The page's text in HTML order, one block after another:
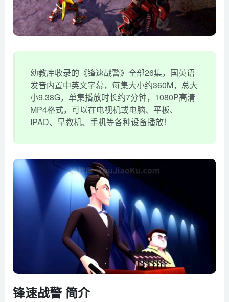
幼教库收录的《锋速战警》全部26集，国英语
发音内置中英文字幕，每集大小约360M，总大
小9.38G，单集播放时长约7分钟，1080P高清
MP4格式，可以在电视机或电脑、平板、
IPAD、早教机、手机等各种设备播放！
锋速战警 简介